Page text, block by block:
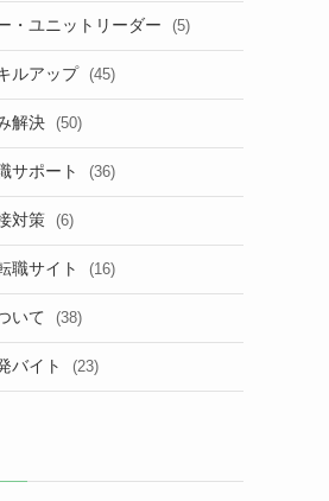
・ユニットリーダー (5)
ルアップ (45)
解決 (50)
サポート (36)
対策 (6)
職サイト (16)
いて (38)
バイト (23)